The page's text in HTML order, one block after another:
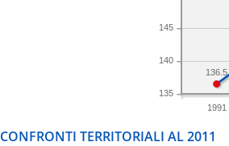
1991
135
140
145
136.5
CONFRONTI TERRITORIALI AL 2011